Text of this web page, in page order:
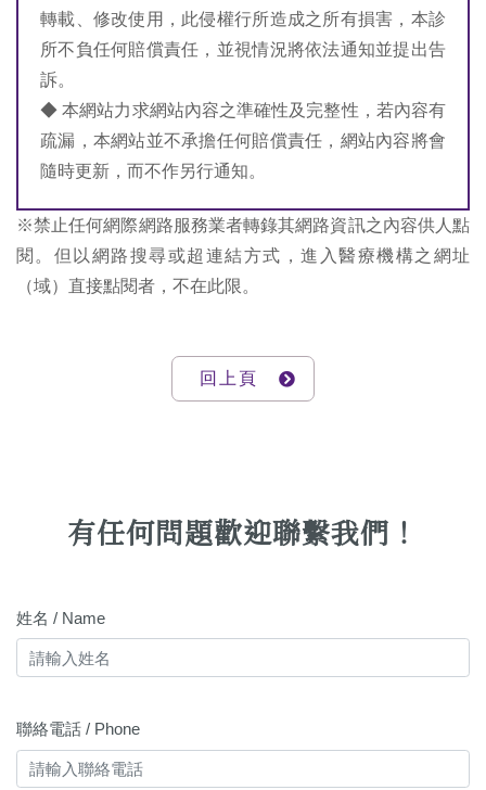
轉載、修改使用，此侵權行所造成之所有損害，本診
所不負任何賠償責任，並視情況將依法通知並提出告
訴。
◆ 本網站力求網站內容之準確性及完整性，若內容有
疏漏，本網站並不承擔任何賠償責任，網站內容將會
隨時更新，而不作另行通知。
※禁止任何網際網路服務業者轉錄其網路資訊之內容供人點
閱。但以網路搜尋或超連結方式，進入醫療機構之網址
（域）直接點閱者，不在此限。
回上頁
有任何問題歡迎聯繫我們！
姓名 / Name
聯絡電話 / Phone